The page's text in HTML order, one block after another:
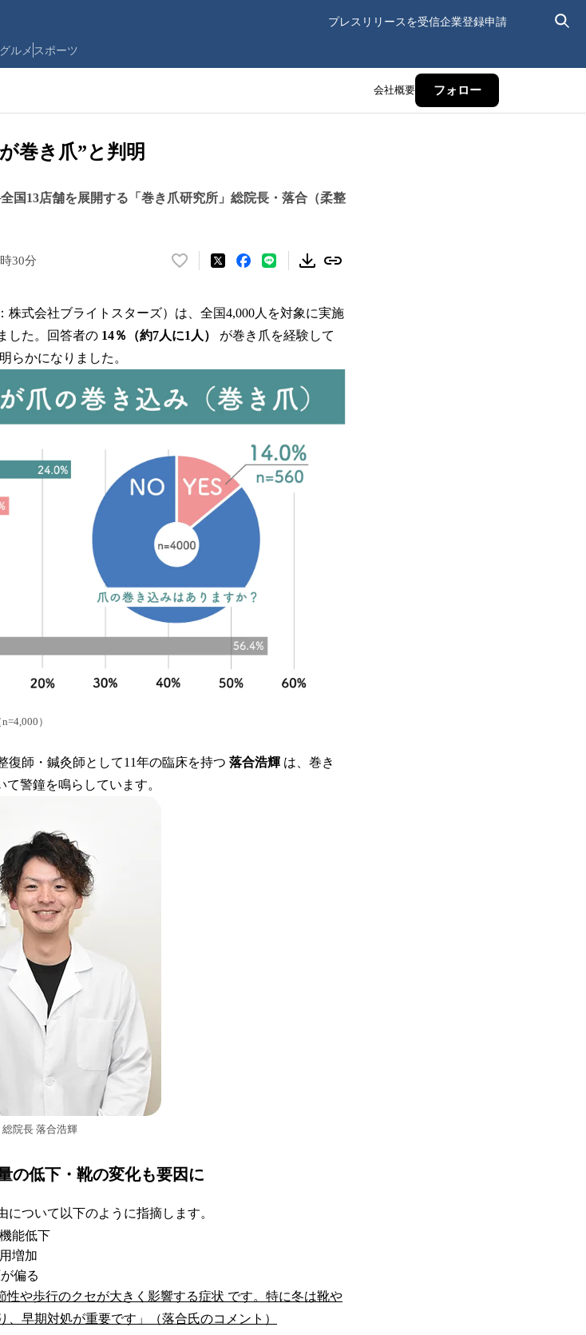
プレスリリースを受信企業登録申請
グルメ スポーツ
会社概要 フォロー
巻き爪”と判明
国13店舗を展開する「巻き爪研究所」総院長・落合（柔整
30分
い
！
数
読
込
で
式会社ブライトスターズ）は、全国4,000人を対象に実施
した。回答者の 14％（約7人に1人）
が巻き爪を経験して
らかになりました。
）
復師・鍼灸師として11年の臨床を持つ 落合浩輝 は、巻き
警鐘を鳴らしています。
院長 落合浩輝
の低下・靴の変化も要因に
ついて以下のように指摘します。
能低下
増加
偏る
性や歩行のクセが大きく影響する症状 です。特に冬は靴や
早期対処が重要です」（落合氏のコメント）